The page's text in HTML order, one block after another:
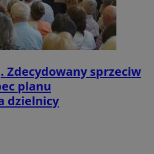
Zdecydowany sprzeciw
planu
dzielnicy